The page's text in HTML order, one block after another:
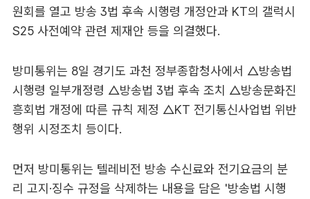
원회를 열고 방송 3법 후속 시행령 개정안과 KT의 갤럭시
S25 사전예약 관련 제재안 등을 의결했다.
방미통위는 8일 경기도 과천 정부종합청사에서 △방송법
시행령 일부개정령 △방송법 3법 후속 조치 △방송문화진
흥회법 개정에 따른 규칙 제정 △KT 전기통신사업법 위반
행위 시정조치 등이다.
먼저 방미통위는 텔레비전 방송 수신료와 전기요금의 분
리 고지·징수 규정을 삭제하는 내용을 담은 '방송법 시행